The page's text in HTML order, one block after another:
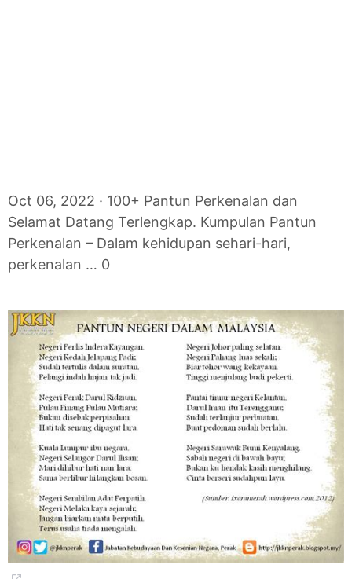
Oct 06, 2022 · 100+ Pantun Perkenalan dan
Selamat Datang Terlengkap. Kumpulan Pantun
Perkenalan – Dalam kehidupan sehari-hari,
perkenalan … 0